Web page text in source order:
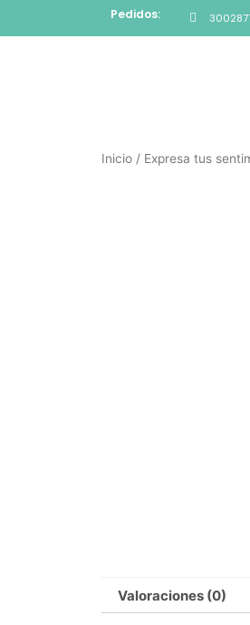
Pedidos:
Inicio / Expresa tus
Valoraciones (0)